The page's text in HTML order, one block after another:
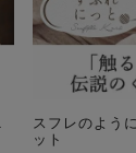
スフレのよう
ット